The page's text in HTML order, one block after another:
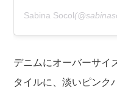
Sabina Socol
デニムにオーバーサイ
タイルに、淡いピンク